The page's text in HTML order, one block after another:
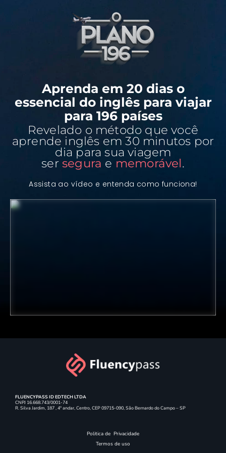
Aprenda em 20 dias o
essencial do inglês para viajar
para 196 países
Revelado o método que você
aprende inglês em 30 minutos por
dia para sua viagem
ser segura e memorável.
Assista ao vídeo e entenda como funciona!
FLUENCYPASS ID EDTECH LTDA
CNPJ 16.668.743/0001-74
R. Silva Jardim, 187 , 4º andar, Centro, CEP 09715-090, São Bernardo do Campo – SP
Politica de Privacidade
Termos de uso